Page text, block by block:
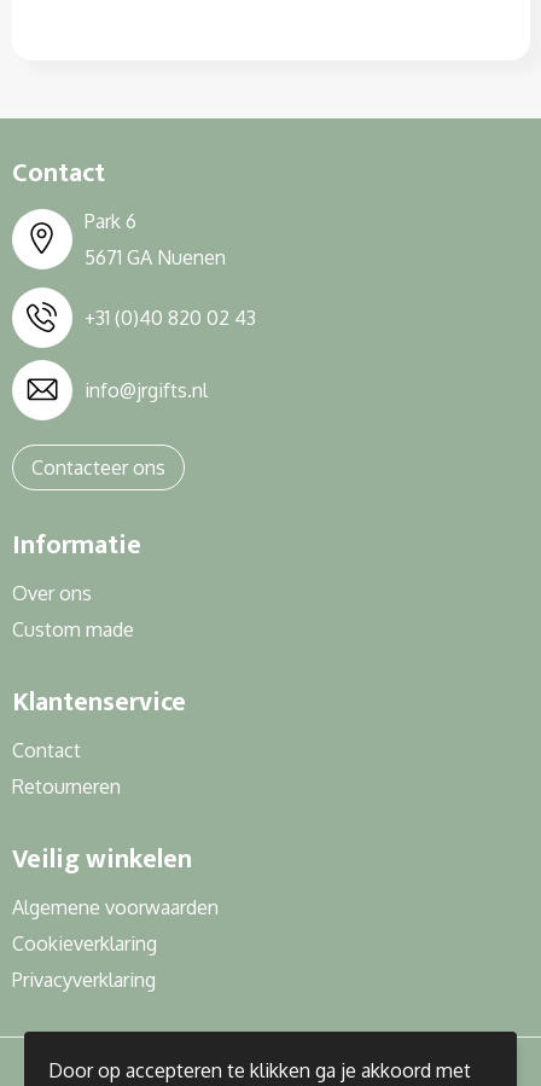
Contact
Park 6
5671 GA Nuenen
+31 (0)40 820 02 43
info@jrgifts.nl
Contacteer ons
Informatie
Over ons
Custom made
Klantenservice
Contact
Retourneren
Veilig winkelen
Algemene voorwaarden
Cookieverklaring
Privacyverklaring
Door op accepteren te klikken ga je akkoord met